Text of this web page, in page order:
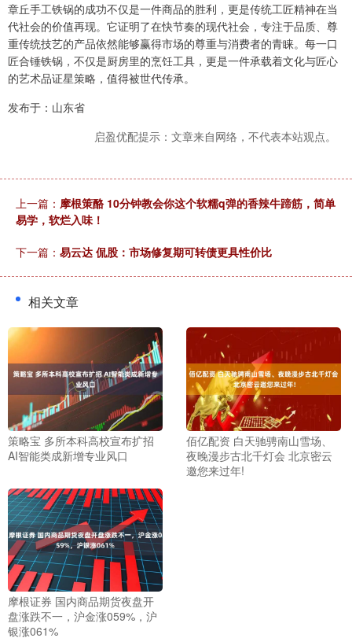
章丘手工铁锅的成功不仅是一件商品的胜利，更是传统工匠精神在当
代社会的价值再现。它证明了在快节奏的现代社会，专注于品质、尊
重传统技艺的产品依然能够赢得市场的尊重与消费者的青睐。每一口
匠合锤铁锅，不仅是厨房里的烹饪工具，更是一件承载着文化与匠心
的艺术品证星策略，值得被世代传承。
发布于：山东省
启盈优配提示：文章来自网络，不代表本站观点。
上一篇： 摩根策酪 10分钟教会你这个软糯q弹的香辣牛蹄筋，简单
易学，软烂入味！
下一篇： 易云达 侃股：市场修复期可转债更具性价比
相关文章
策略宝 多所本科高校宣布扩招
AI智能类成新增专业风口
佰亿配资 白天驰骋南山雪场、
夜晚漫步古北千灯会 北京密云
邀您来过年!
摩根证券 国内商品期货夜盘开
盘涨跌不一，沪金涨059%，沪
银涨061%